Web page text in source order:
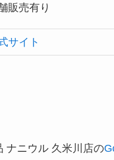
販売有り
サイト
ナニウル 久米川店の